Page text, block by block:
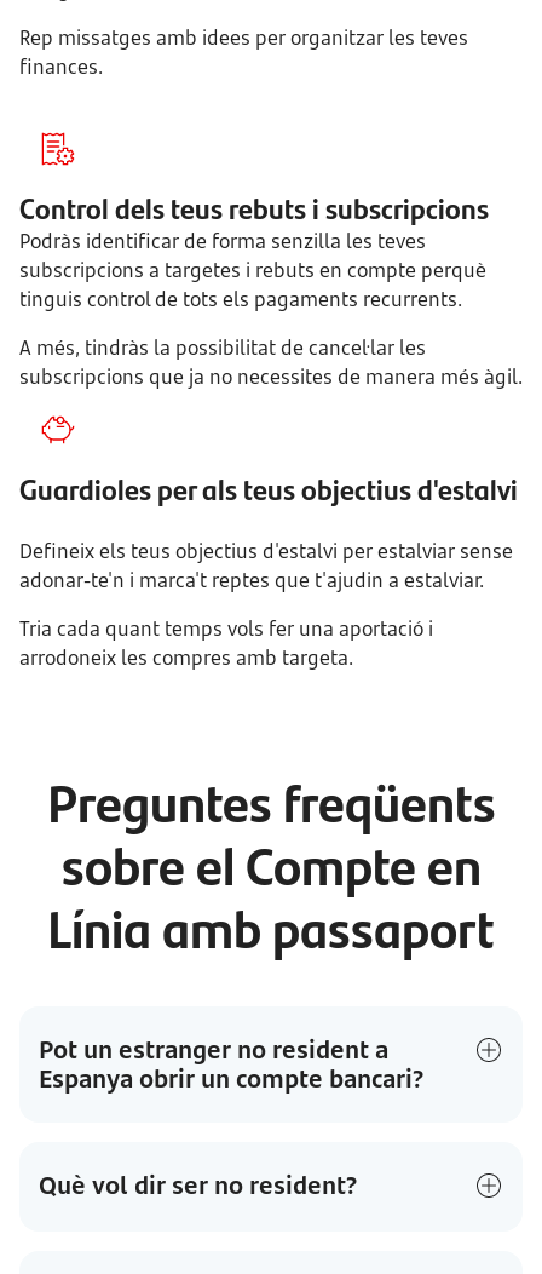
Rep missatges amb idees per organitzar les teves
finances.
Control dels teus rebuts i subscripcions
Podràs identificar de forma senzilla les teves
subscripcions a targetes i rebuts en compte perquè
tinguis control de tots els pagaments recurrents.
A més, tindràs la possibilitat de cancel·lar les
subscripcions que ja no necessites de manera més àgil.
Guardioles per als teus objectius d'estalvi
Defineix els teus objectius d'estalvi per estalviar sense
adonar-te'n i marca't reptes que t'ajudin a estalviar.
Tria cada quant temps vols fer una aportació i
arrodoneix les compres amb targeta.
Preguntes freqüents
sobre el Compte en
Línia amb passaport
Pot un estranger no resident a
Espanya obrir un compte bancari?
Què vol dir ser no resident?